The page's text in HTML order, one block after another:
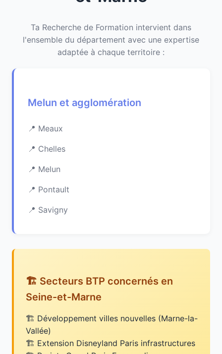
Ta Recherche de Formation intervient dans
l'ensemble du département avec une expertise
adaptée à chaque territoire :
Melun et agglomération
Meaux
Chelles
Melun
Pontault
Savigny
🏗️ Secteurs BTP concernés en
Seine-et-Marne
Développement villes nouvelles (Marne-la-
Vallée)
Extension Disneyland Paris infrastructures